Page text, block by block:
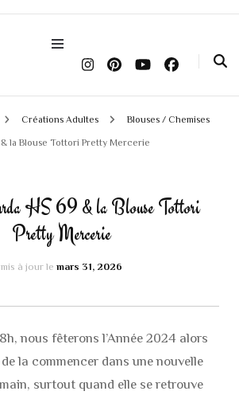
Créations Adultes Blouses / Chemises
& la Blouse Tottori Pretty Mercerie
HS 69 & la Blouse Tottori
Pretty Mercerie
mis à jour le mars 31, 2026
nous fêterons l’Année 2024 alors
la commencer dans une nouvelle
surtout quand elle se retrouve